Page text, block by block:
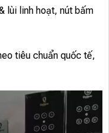
lùi linh hoạt, nút bấm
tiêu chuẩn quốc tế,